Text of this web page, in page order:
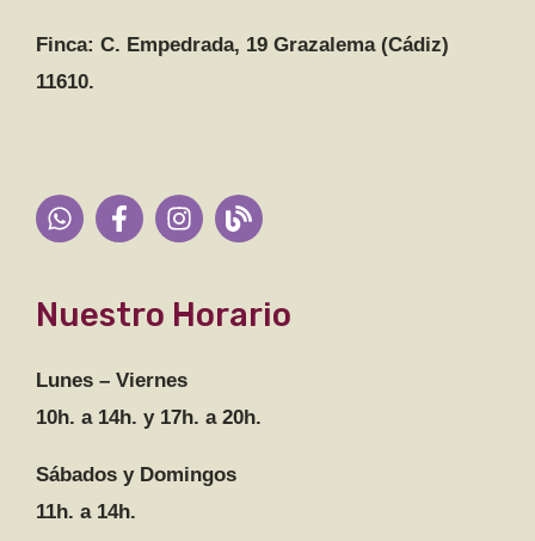
Finca: C. Empedrada, 19 Grazalema (Cádiz)
11610.
Nuestro Horario
Lunes – Viernes
10h. a 14h. y 17h. a 20h.
Sábados y Domingos
11h. a 14h.